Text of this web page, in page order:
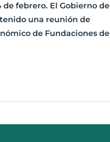
de febrero. El Gobierno de
una reunión de
de Fundaciones de